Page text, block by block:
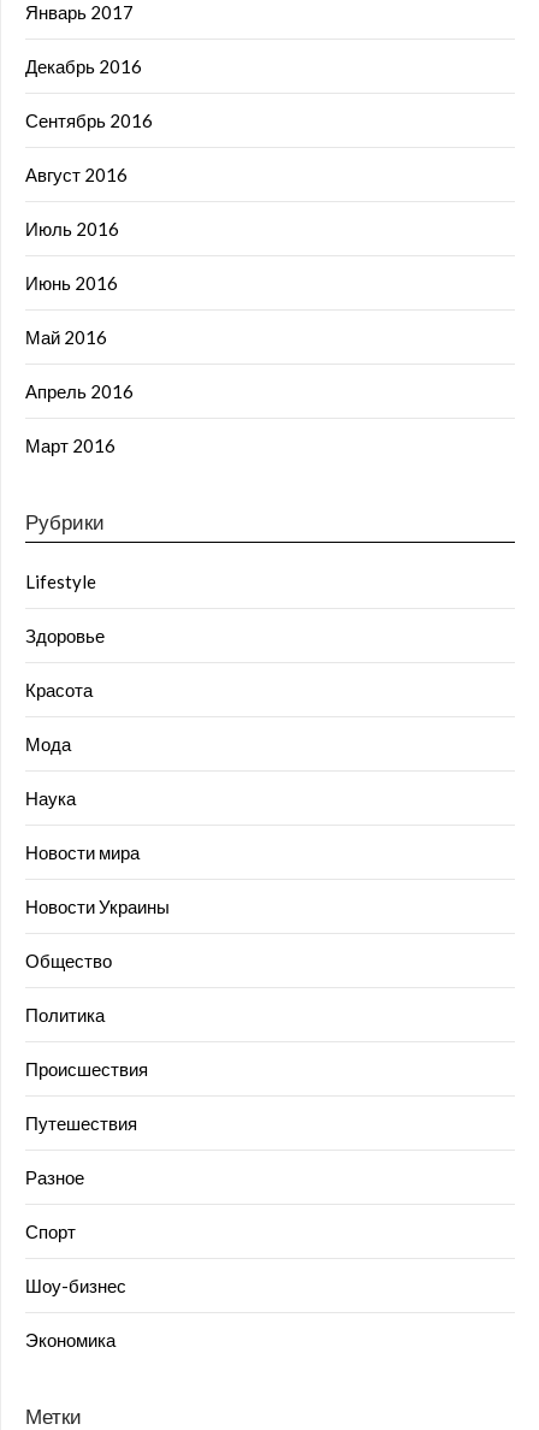
Январь 2017
Декабрь 2016
Сентябрь 2016
Август 2016
Июль 2016
Июнь 2016
Май 2016
Апрель 2016
Март 2016
Рубрики
Lifestyle
Здоровье
Красота
Мода
Наука
Новости мира
Новости Украины
Общество
Политика
Происшествия
Путешествия
Разное
Спорт
Шоу-бизнес
Экономика
Метки